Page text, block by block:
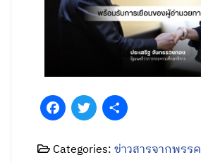
FacebookTwitter
Categories:ข่าวสารจากพรรค